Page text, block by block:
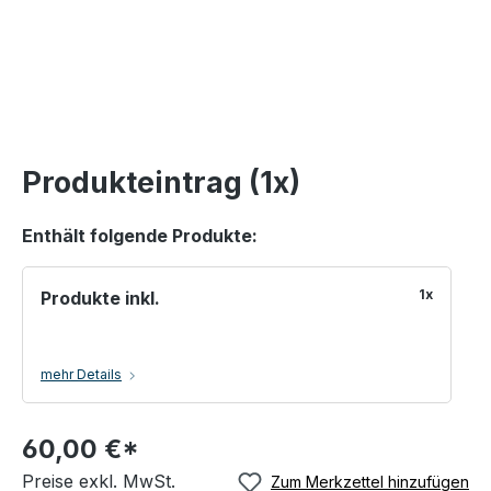
Produkteintrag (1x)
Enthält folgende Produkte:
Produkte inkl. 1x
mehr Details
60,00 €*
Preise exkl. MwSt. Zum Merkzettel hinzufügen